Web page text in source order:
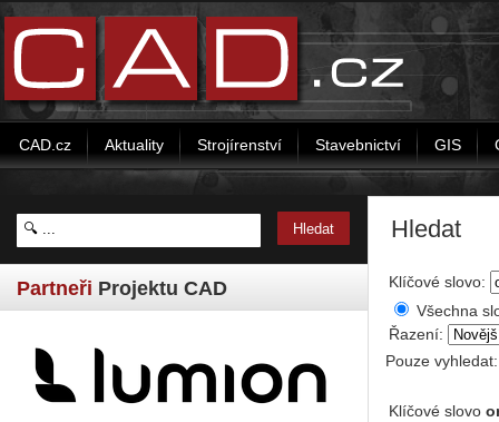
CAD.cz Aktuality Strojírenství Stavebnictví GIS
Partneři Projektu CAD
Hledat
Klíčové slovo:
Všechna
Řazení:
Pouze
Klíčové slovo